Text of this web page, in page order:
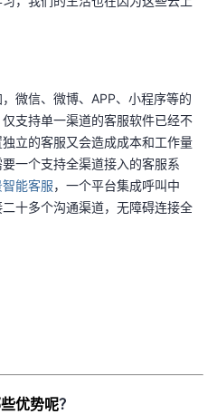
微信、微博、APP、小程序等的
支持单一渠道的客服软件已经不
立的客服又会造成成本和工作量
一个支持全渠道接入的客服系
能客服，一个平台集成呼叫中
十多个沟通渠道，无障碍连接全
优势呢？